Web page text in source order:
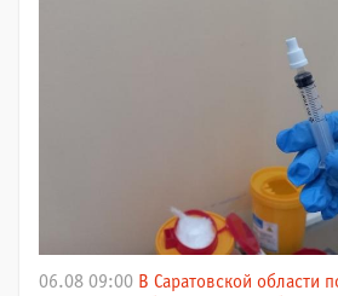
06.08 09:00 В Саратовской области